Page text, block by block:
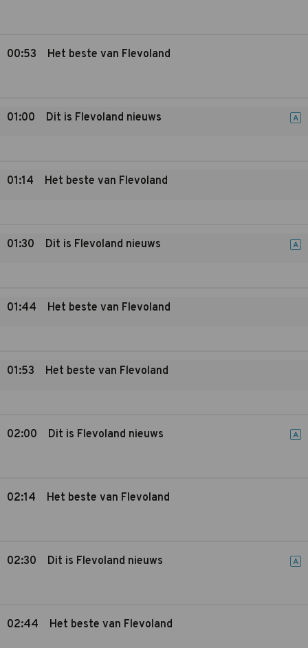
00:53 Het beste van Flevoland
01:00 Dit is Flevoland nieuws A
01:14 Het beste van Flevoland
01:30 Dit is Flevoland nieuws A
01:44 Het beste van Flevoland
01:53 Het beste van Flevoland
02:00 Dit is Flevoland nieuws A
02:14 Het beste van Flevoland
02:30 Dit is Flevoland nieuws A
02:44 Het beste van Flevoland